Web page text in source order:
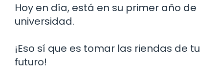
Hoy en día, está en su primer año de
universidad.
¡Eso sí que es tomar las riendas de tu
futuro!